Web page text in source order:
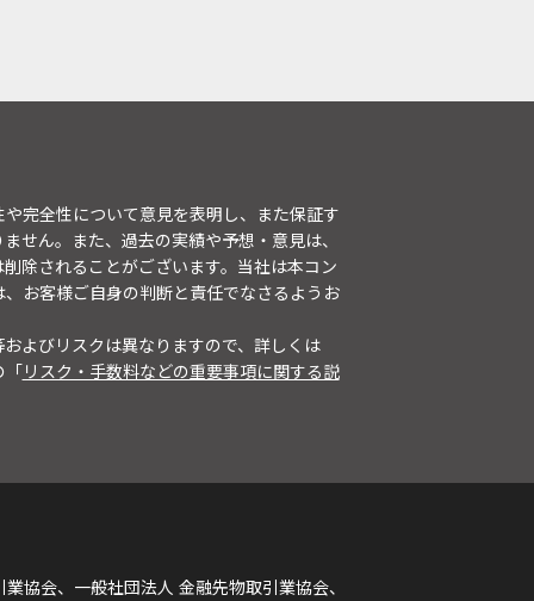
完全性について意見を表明し、また保証す
せん。また、過去の実績や予想・意見は、
除されることがございます。当社は本コン
お客様ご自身の判断と責任でなさるようお
よびリスクは異なりますので、詳しくは
「リスク・手数料などの重要事項に関する説
協会、一般社団法人 金融先物取引業協会、